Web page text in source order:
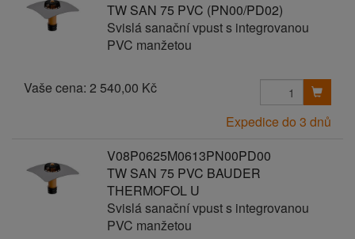
TW SAN 75 PVC (PN00/PD02)
Svislá sanační vpust s integrovanou
PVC manžetou
Vaše cena: 2 540,00 Kč
Expedice do 3 dnů
V08P0625M0613PN00PD00
TW SAN 75 PVC BAUDER
THERMOFOL U
Svislá sanační vpust s integrovanou
PVC manžetou